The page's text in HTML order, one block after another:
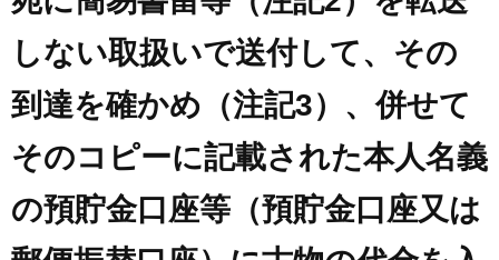
しない取扱いで送付して、その
到達を確かめ（注記3）、併せて
そのコピーに記載された本人名義
の預貯金口座等（預貯金口座又は